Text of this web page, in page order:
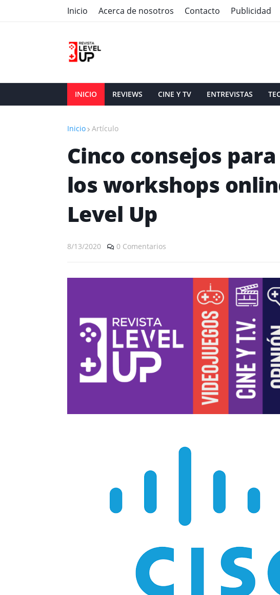
Inicio Acerca de nosotros Contacto Publicidad
INICIO REVIEWS CINE Y TV ENTREVISTAS
Inicio Artículo
Cinco consejos
los workshops
Level Up
8/13/2020 0 Comentarios